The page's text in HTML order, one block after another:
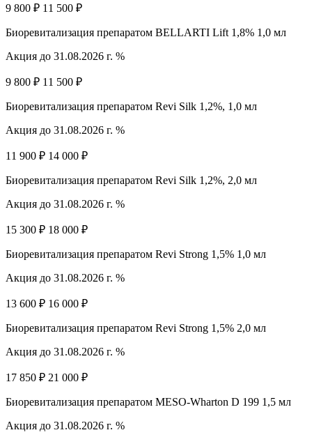
9 800 ₽ 11 500 ₽
Биоревитализация препаратом BELLARTI Lift 1,8% 1,0 мл
Акция до 31.08.2026 г. %
9 800 ₽ 11 500 ₽
Биоревитализация препаратом Revi Silk 1,2%, 1,0 мл
Акция до 31.08.2026 г. %
11 900 ₽ 14 000 ₽
Биоревитализация препаратом Revi Silk 1,2%, 2,0 мл
Акция до 31.08.2026 г. %
15 300 ₽ 18 000 ₽
Биоревитализация препаратом Revi Strong 1,5% 1,0 мл
Акция до 31.08.2026 г. %
13 600 ₽ 16 000 ₽
Биоревитализация препаратом Revi Strong 1,5% 2,0 мл
Акция до 31.08.2026 г. %
17 850 ₽ 21 000 ₽
Биоревитализация препаратом MESO-Wharton D 199 1,5 мл
Акция до 31.08.2026 г. %